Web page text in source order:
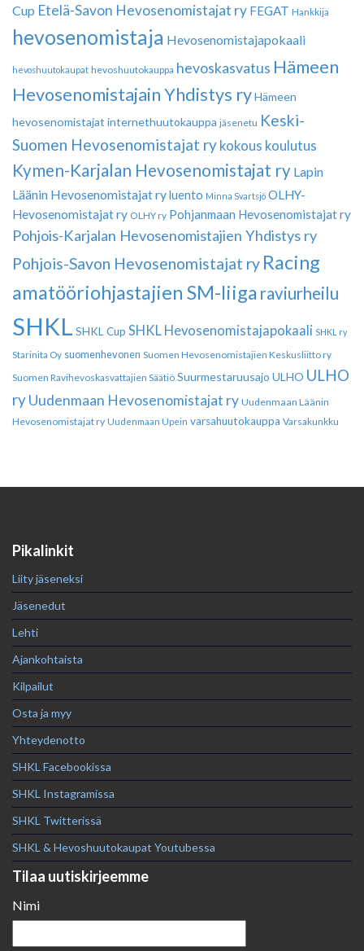
Cup Etelä-Savon Hevosenomistajat ry FEGAT Hankkija
hevosenomistaja Hevosenomistajapokaali
hevoshuutokaupat hevoshuutokauppa hevoskasvatus Hämeen
Hevosenomistajain Yhdistys ryHämeen
hevosenomistajat internethuutokauppa jäsenetu Keski-
Suomen Hevosenomistajat ry kokous koulutus
Kymen-Karjalan Hevosenomistajat ry Lapin
Läänin Hevosenomistajat ryluento Minna Svartsjö OLHY-
Hevosenomistajat ry OLHY ry Pohjanmaan Hevosenomistajat ry
Pohjois-Karjalan Hevosenomistajien Yhdistys ry
Pohjois-Savon Hevosenomistajat ry Racing
amatööriohjastajien SM-liiga raviurheilu
SHKL SHKL Cup SHKL Hevosenomistajapokaali SHKL ry
Starinita Oy suomenhevonen Suomen Hevosenomistajien Keskusliitto ry
Suomen Ravihevoskasvattajien Säätiö Suurmestaruusajo ULHO ULHO
ryUudenmaan Hevosenomistajat ry Uudenmaan Läänin
Hevosenomistajat ry Uudenmaan Upein varsahuutokauppa Varsakunkku
Pikalinkit
Liity jäseneksi
Jäsenedut
Lehti
Ajankohtaista
Kilpailut
Osta ja myy
Yhteydenotto
SHKL Facebookissa
SHKL Instagramissa
SHKL Twitterissä
SHKL & Hevoshuutokaupat Youtubessa
Tilaa uutiskirjeemme
Nimi